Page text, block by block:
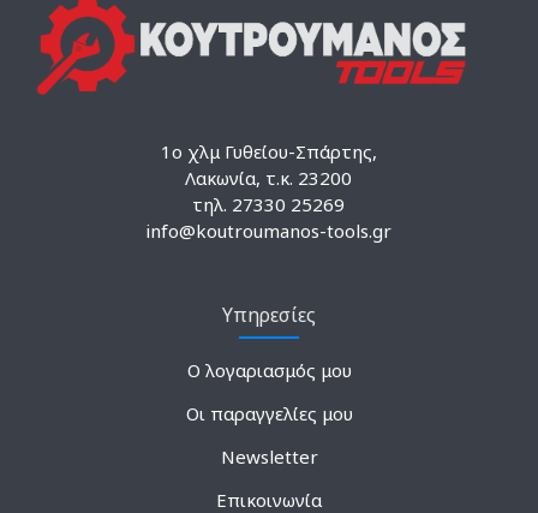
1ο χλμ Γυθείου-Σπάρτης,
Λακωνία, τ.κ. 23200
τηλ. 27330 25269
info@koutroumanos-tools.gr
Υπηρεσίες
Ο λογαριασμός μου
Οι παραγγελίες μου
Newsletter
Επικοινωνία